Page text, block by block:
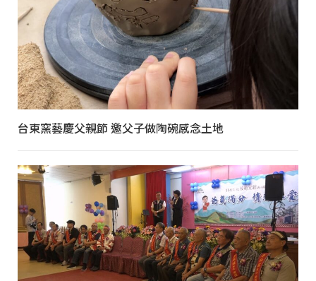
台東窯藝慶父親節 邀父子做陶碗感念土地